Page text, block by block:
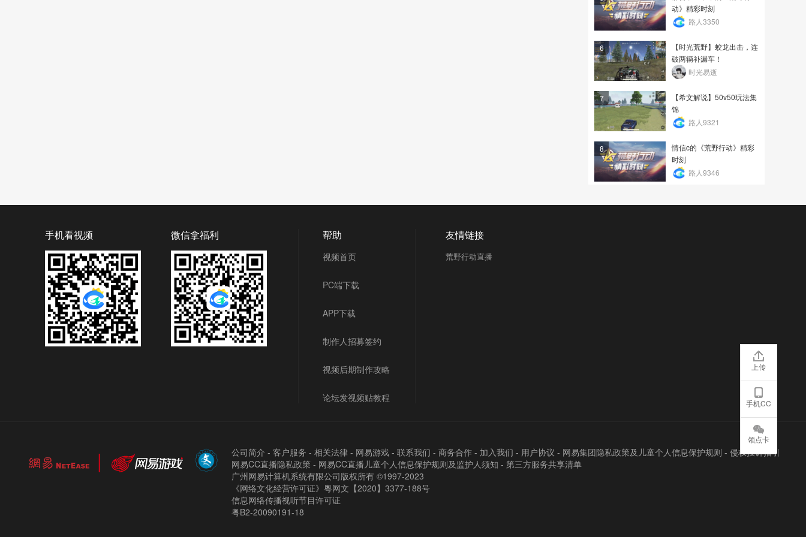
动》精彩时刻
路人3350
6
【时光荒野】蛟龙出击，连
破两辆补漏车！
时光易逝
7
【希文解说】50v50玩法集
锦
路人9321
8
情信c的《荒野行动》精彩
时刻
路人9346
手机看视频 微信拿福利 帮助
视频首页
PC端下载
APP下载
制作人招募签约
视频后期制作攻略
论坛发视频贴教程
友情链接
荒野行动直播
公司简介 - 客户服务 - 相关法律 - 网易游戏 - 联系我们 - 商务合作 - 加入我们 - 用户协议 - 网易集团隐私政策及儿童个人信息保护规则 - 侵权投诉指引
网易CC直播隐私政策 - 网易CC直播儿童个人信息保护规则及监护人须知 - 第三方服务共享清单
广州网易计算机系统有限公司版权所有 ©1997-2023
《网络文化经营许可证》粵网文【2020】3377-188号
信息网络传播视听节目许可证
粤B2-20090191-18
上传
手机CC
领点卡